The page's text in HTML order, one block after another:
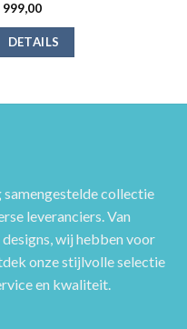
999,00
DETAILS
collectie
leveranciers. Van
wij hebben voor
onze stijlvolle selectie
en kwaliteit.